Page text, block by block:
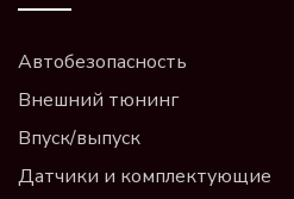
Автобезопасность
Внешний тюнинг
Впуск/выпуск
Датчики и комплектующие